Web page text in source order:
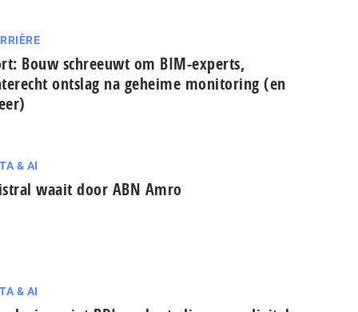
Bouw schreeuwt om BIM-experts,
ontslag na geheime monitoring (en
& AI
waait door ABN Amro
& AI